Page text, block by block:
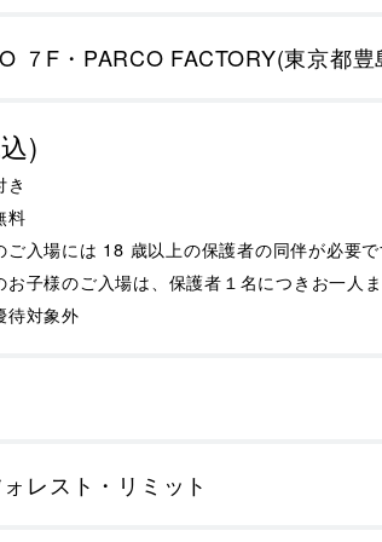
７F・PARCO FACTORY(東京都
)
き
料
ご入場には 18 歳以上の保護者の同伴が必要
子様のご入場は、保護者１名につきお一人ま
待対象外
レスト・リミット